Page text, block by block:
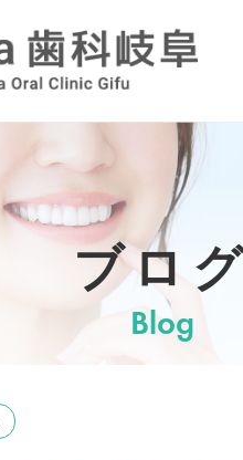
ブロ
Blog